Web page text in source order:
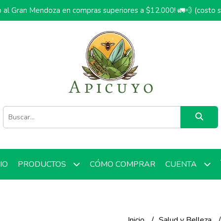
al Gran Mendoza en compras superiores a $12.000! 🚛💨 (costo
PRODUCTOS CÓMO COMPRAR CUENTA